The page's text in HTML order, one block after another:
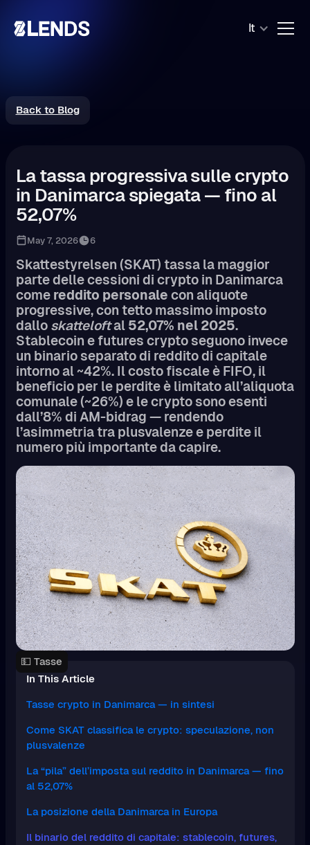
It
Back to Blog
La tassa progressiva sulle crypto
in Danimarca spiegata — fino al
52,07%
May 7, 2026 6
Skattestyrelsen (SKAT) tassa la maggior
parte delle cessioni di crypto in Danimarca
come reddito personale con aliquote
progressive, con tetto massimo imposto
dallo skatteloftal 52,07% nel 2025.
Stablecoin e futures crypto seguono invece
un binario separato di reddito di capitale
intorno al ~42%. Il costo fiscale è FIFO, il
beneficio per le perdite è limitato all’aliquota
comunale (~26%) e le crypto sono esenti
dall’8% di AM-bidrag — rendendo
l’asimmetria tra plusvalenze e perdite il
numero più importante da capire.
💵 Tasse
In This Article
Tasse crypto in Danimarca — in sintesi
Come SKAT classifica le crypto: speculazione, non
plusvalenze
La “pila” dell’imposta sul reddito in Danimarca — fino
al 52,07%
La posizione della Danimarca in Europa
Il binario del reddito di capitale: stablecoin, futures,